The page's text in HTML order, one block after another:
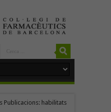
Publicacions: habilitats